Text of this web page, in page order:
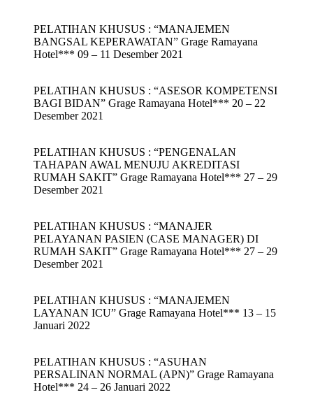
PELATIHAN KHUSUS : “MANAJEMEN
BANGSAL KEPERAWATAN” Grage Ramayana
Hotel*** 09 – 11 Desember 2021
PELATIHAN KHUSUS : “ASESOR KOMPETENSI
BAGI BIDAN” Grage Ramayana Hotel*** 20 – 22
Desember 2021
PELATIHAN KHUSUS : “PENGENALAN
TAHAPAN AWAL MENUJU AKREDITASI
RUMAH SAKIT” Grage Ramayana Hotel*** 27 – 29
Desember 2021
PELATIHAN KHUSUS : “MANAJER
PELAYANAN PASIEN (CASE MANAGER) DI
RUMAH SAKIT” Grage Ramayana Hotel*** 27 – 29
Desember 2021
PELATIHAN KHUSUS : “MANAJEMEN
LAYANAN ICU” Grage Ramayana Hotel*** 13 – 15
Januari 2022
PELATIHAN KHUSUS : “ASUHAN
PERSALINAN NORMAL (APN)” Grage Ramayana
Hotel*** 24 – 26 Januari 2022